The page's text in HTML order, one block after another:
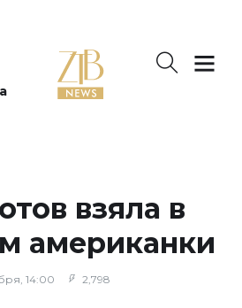
взяла в
американки
14:00 2,798